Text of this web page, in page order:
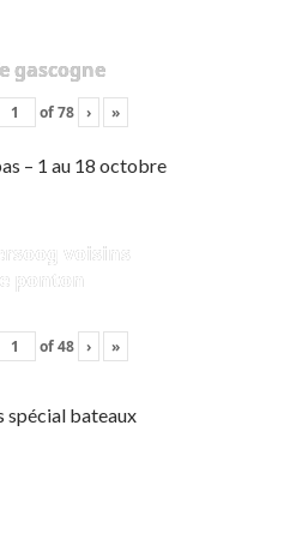
gascogne
of78 › »
– 1 au 18 octobre
voisins
ponton
of48 › »
spécial bateaux